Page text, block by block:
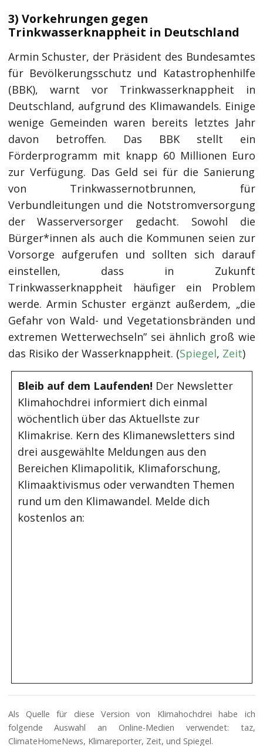
3) Vorkehrungen gegen
Trinkwasserknappheit in Deutschland
Armin Schuster, der Präsident des Bundesamtes
für Bevölkerungsschutz und Katastrophenhilfe
(BBK), warnt vor Trinkwasserknappheit in
Deutschland, aufgrund des Klimawandels. Einige
wenige Gemeinden waren bereits letztes Jahr
davon betroffen. Das BBK stellt ein
Förderprogramm mit knapp 60 Millionen Euro
zur Verfügung. Das Geld sei für die Sanierung
von Trinkwassernotbrunnen, für
Verbundleitungen und die Notstromversorgung
der Wasserversorger gedacht. Sowohl die
Bürger*innen als auch die Kommunen seien zur
Vorsorge aufgerufen und sollten sich darauf
einstellen, dass in Zukunft
Trinkwasserknappheit häufiger ein Problem
werde. Armin Schuster ergänzt außerdem, „die
Gefahr von Wald- und Vegetationsbränden und
extremen Wetterwechseln” sei ähnlich groß wie
das Risiko der Wasserknappheit. (Spiegel, Zeit)
Bleib auf dem Laufenden! Der Newsletter
Klimahochdrei informiert dich einmal
wöchentlich über das Aktuellste zur
Klimakrise. Kern des Klimanewsletters sind
drei ausgewählte Meldungen aus den
Bereichen Klimapolitik, Klimaforschung,
Klimaaktivismus oder verwandten Themen
rund um den Klimawandel. Melde dich
kostenlos an:
Als Quelle für diese Version von Klimahochdrei habe ich
folgende Auswahl an Online-Medien verwendet: taz,
ClimateHomeNews, Klimareporter, Zeit, und Spiegel.